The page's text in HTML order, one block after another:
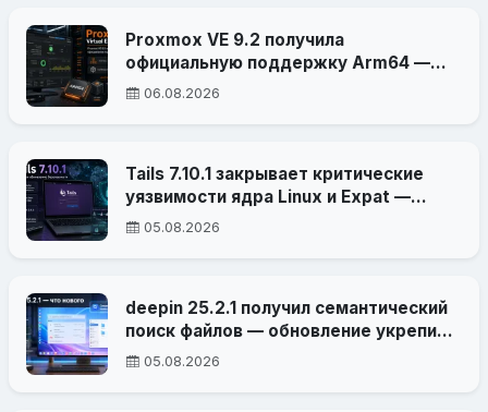
Proxmox VE 9.2 получила
официальную поддержку Arm64 —
платформа вышла за пределы x86-64
06.08.2026
Tails 7.10.1 закрывает критические
уязвимости ядра Linux и Expat —
атака могла привести к
05.08.2026
deepin 25.2.1 получил семантический
поиск файлов — обновление укрепило
DDE, OSTree и безопасность
05.08.2026